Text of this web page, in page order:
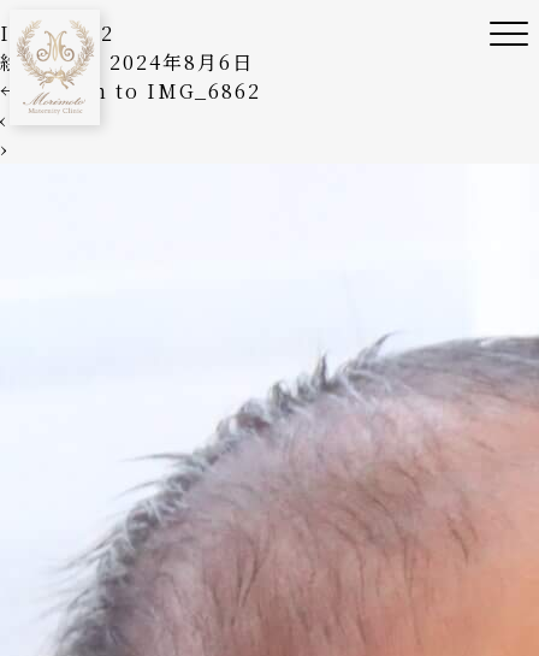
IMG_6862
絵美森本
2024年8月6日
←
Return to IMG_6862
‹
›